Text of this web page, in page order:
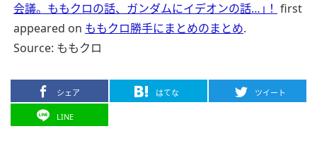
会議。ももクロの話、ガンダムにイデオンの話…｣！ first
appeared on ももクロ勝手にまとめのまとめ.
Source: ももクロ
シェア はてな ツイート
LINE